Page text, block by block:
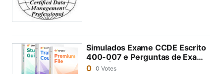
Posso obter ofertas especiais?
Você precisa se comunicar com as vendas para obt
er descontos. A SPOTO oferecerá descontos em pro
dutos em um momento específico. Se você adquirir
Simulados Exame CCDE Escrito
400-007 e Perguntas de Exame
2026 | SPOTOclub
0 0 Votes